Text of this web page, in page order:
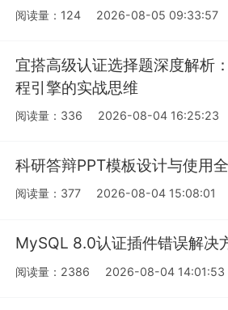
阅读量：124 2026-08-05 09:33:57
宜搭高级认证选择题深度解析
程引擎的实战思维
阅读量：336 2026-08-04 16:25:23
科研答辩PPT模板设计与使用
阅读量：377 2026-08-04 15:08:01
MySQL 8.0认证插件错误解决
阅读量：2386 2026-08-04 14:01:53